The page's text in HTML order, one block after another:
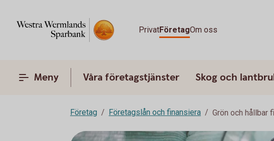
PrivatFöretagOm oss
Meny Våra företagstjänster Skog och
Företag Företagslån och finansiera Grön och hållbar